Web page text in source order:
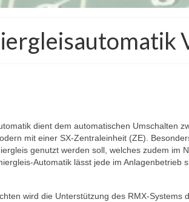
dient dem automatischen Umschalten
mit einer SX-Zentraleinheit (ZE).
genutzt werden soll, welches zudem
Automatik lässt jede im Anlagenbetrieb
wird die Unterstützung des RMX-